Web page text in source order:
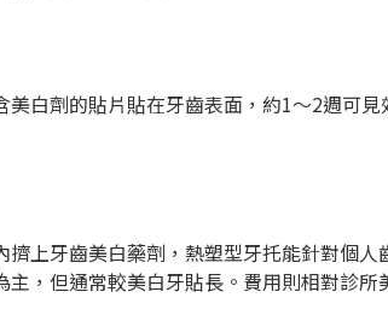
白劑的貼片貼在牙齒表面，約1～2週可
上牙齒美白藥劑，熱塑型牙托能針對個
，但通常較美白牙貼長。費用則相對診